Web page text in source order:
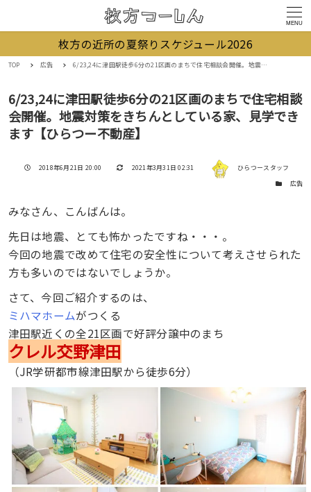
MENU
枚方の近所の夏祭りスケジュール2026
TOP 広告 6/23,24に津田駅徒歩6分の21区画のまちで住宅相談会開催。地震対策をきちんとしている家、見学できます【ひらつー不動産】
6/23,24に津田駅徒歩6分の21区画のまちで住宅相談
会開催。地震対策をきちんとしている家、見学でき
ます【ひらつー不動産】
投稿日
2018年6月21日 20:00 更新日
2021年3月31日 02:31 著者
ひらつースタッフ
カテゴリー
広告
みなさん、こんばんは。
先日は地震、とても怖かったですね・・・。
今回の地震で改めて住宅の安全性について考えさせられた
方も多いのではないでしょうか。
さて、今回ご紹介するのは、
ミハマホームがつくる
津田駅近くの全21区画で好評分譲中のまち
クレル交野津田
（JR学研都市線津田駅から徒歩6分）